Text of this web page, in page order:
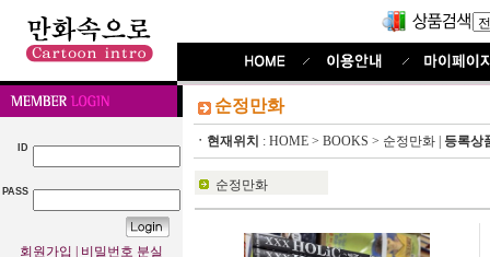
ID
PASS
회원가입 비밀번호 분실
순정만화
ㆍ현재위치 : HOME > BOOKS > 순정만화 등록상
순정만화